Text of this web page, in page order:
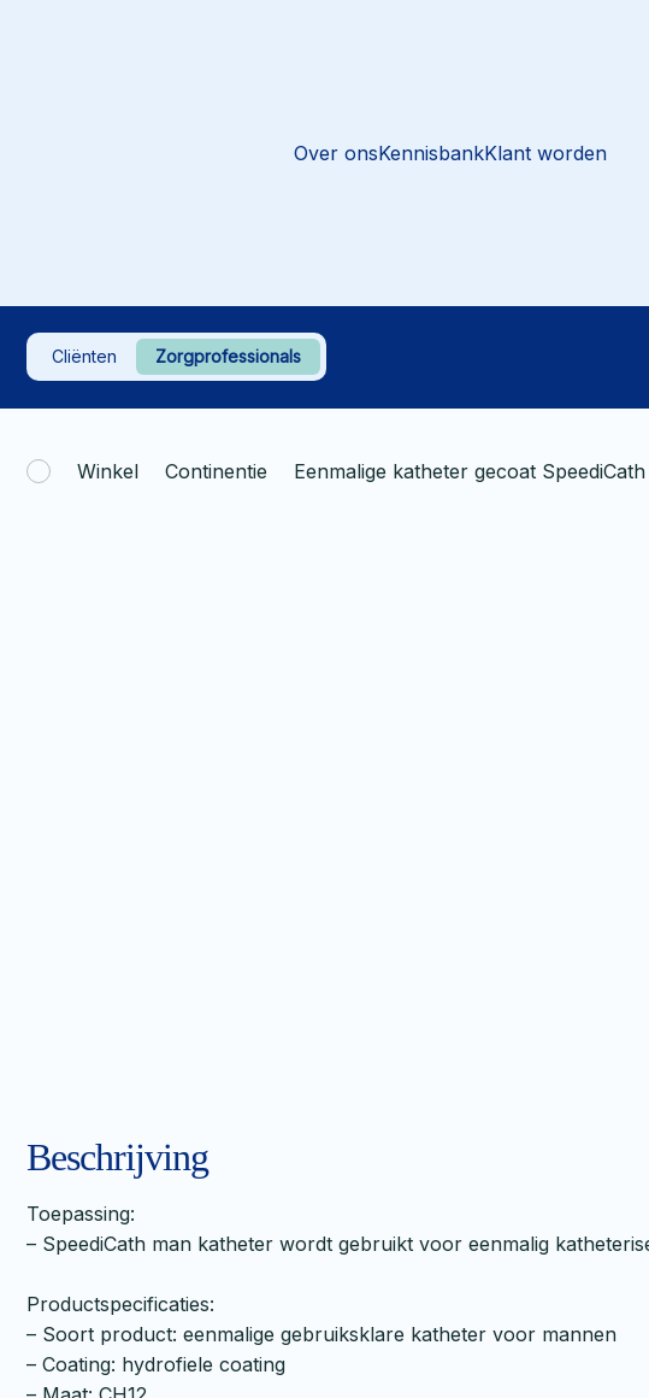
Over onsKennisbankKlant worden
Cliënten Zorgprofessionals
Winkel Continentie Eenmalige katheter gecoat
Beschrijving
Toepassing:
– SpeediCath man katheter wordt gebruikt voor eenmalig
Productspecificaties:
– Soort product: eenmalige gebruiksklare katheter voor mannen
– Coating: hydrofiele coating